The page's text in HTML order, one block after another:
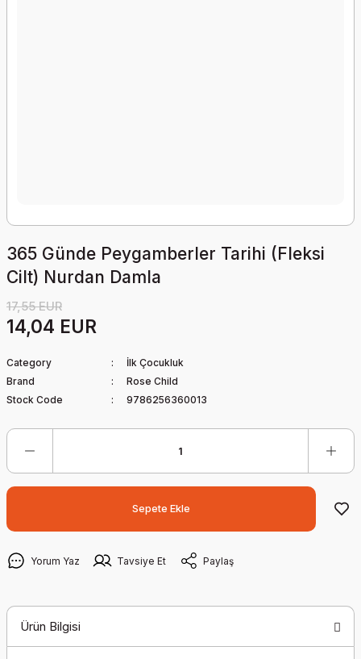
365 Günde Peygamberler Tarihi (Fleksi
Cilt) Nurdan Damla
17,55 EUR
14,04 EUR
Category
İlk Çocukluk
Brand
Rose Child
Stock Code
9786256360013
Sepete Ekle
Yorum Yaz Tavsiye Et Paylaş
Ürün Bilgisi